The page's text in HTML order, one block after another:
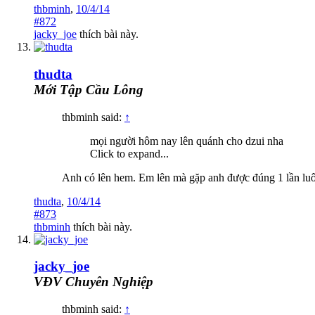
thbminh, 10/4/14
#872
jacky_joe thích bài này.
thudta
Mới Tập Cầu Lông
thbminh said: ↑
mọi người hôm nay lên quánh cho dzui nha
Click to expand...
Anh có lên hem. Em lên mà gặp anh được đúng 1 lần
thudta, 10/4/14
#873
thbminh thích bài này.
jacky_joe
VĐV Chuyên Nghiệp
thbminh said: ↑